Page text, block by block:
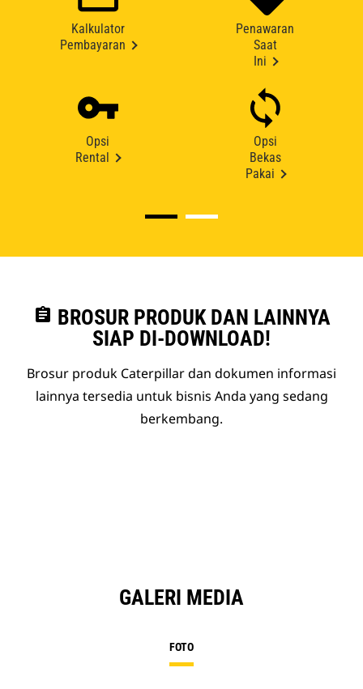
Kalkulator
Pembayaran
Penawaran
Saat
Ini
Opsi
Rental
Opsi
Bekas
Pakai
assignment BROSUR PRODUK DAN LAINNYA
SIAP DI-DOWNLOAD!
Brosur produk Caterpillar dan dokumen informasi
lainnya tersedia untuk bisnis Anda yang sedang
berkembang.
GALERI MEDIA
FOTO